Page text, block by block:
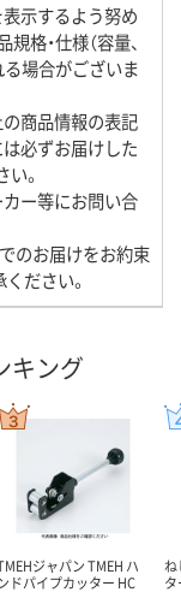
示するよう努め
格・仕様（容量、
る場合がございま
商品情報の表記
必ずお届けした
。
ー等にお問い合
でのお届けをお約束
ださい。
キング
ジャパン TMEH ハ
ンドパイプカッター HC
ね